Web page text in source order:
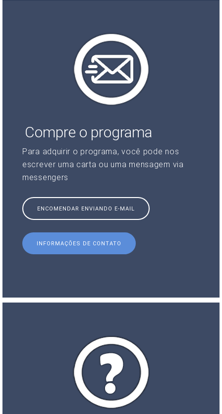
Compre o programa
Para adquirir o programa, você pode nos
escrever uma carta ou uma mensagem via
messengers
ENCOMENDAR ENVIANDO E-MAIL
INFORMAÇÕES DE CONTATO